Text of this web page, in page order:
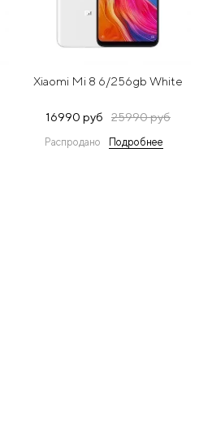
Xiaomi Mi 8 6/256gb White
16990 руб 25990 руб
Распродано Подробнее